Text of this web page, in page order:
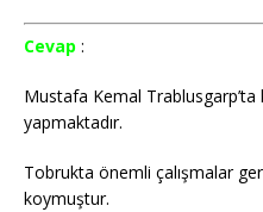
Cevap :
Mustafa Kemal Trablusgarp’ta
yapmaktadır.
Tobrukta önemli çalışmalar
koymuştur.